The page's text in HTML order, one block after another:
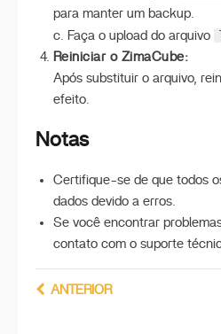
para manter um backup.
c. Faça o upload do arquivo
Reiniciar o ZimaCube:
Após substituir o arquivo,
efeito.
Notas
Certifique-se de que todos
dados devido a erros.
Se você encontrar
contato com o suporte
ANTERIOR